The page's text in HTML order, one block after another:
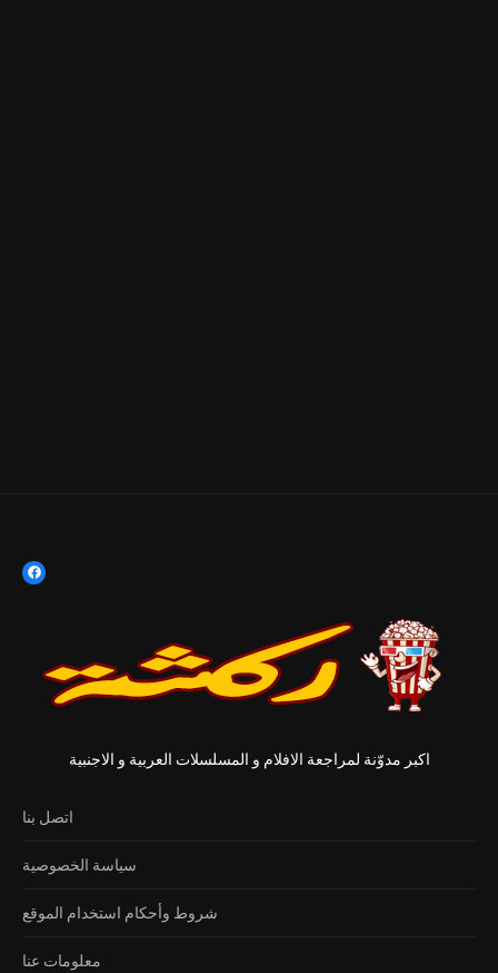
اكبر مدوّنة لمراجعة الافلام و المسلسلات العربية و الاجنبية
اتصل بنا
سياسة الخصوصية
شروط وأحكام استخدام الموقع
معلومات عنا